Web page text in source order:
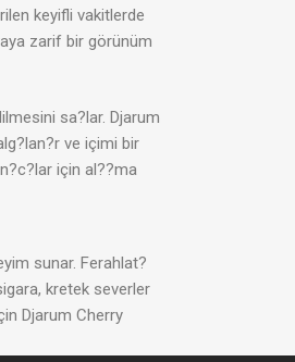
keyifli vakitlerde
zarif bir görünüm
sa?lar. Djarum
ve içimi bir
için al??ma
sunar. Ferahlat?
kretek severler
Djarum Cherry